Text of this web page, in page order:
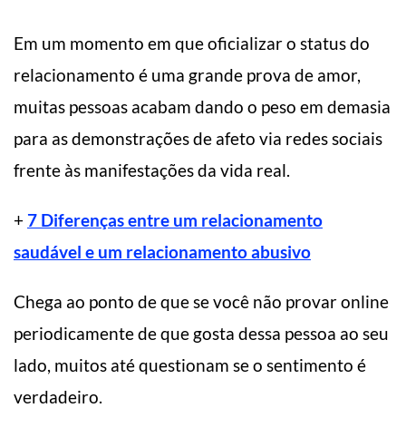
Em um momento em que oficializar o status do
relacionamento é uma grande prova de amor,
muitas pessoas acabam dando o peso em demasia
para as demonstrações de afeto via redes sociais
frente às manifestações da vida real.
+ 7 Diferenças entre um relacionamento
saudável e um relacionamento abusivo
Chega ao ponto de que se você não provar online
periodicamente de que gosta dessa pessoa ao seu
lado, muitos até questionam se o sentimento é
verdadeiro.